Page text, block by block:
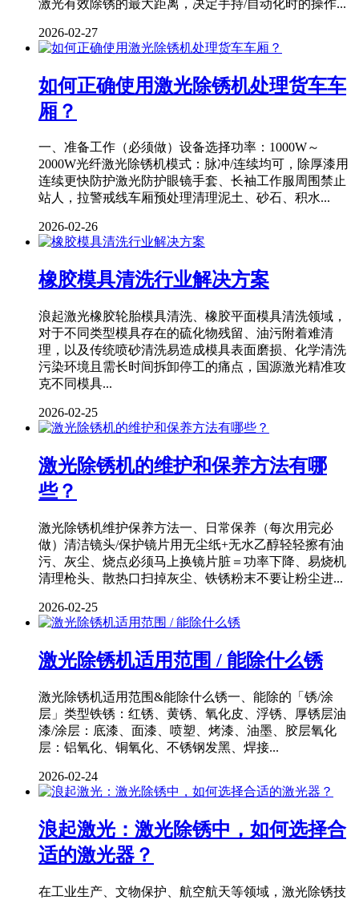
激光有效除锈的最大距离，决定手持/自动化时的操作...
2026-02-27
如何正确使用激光除锈机处理货车车
厢？
一、准备工作（必须做）设备选择功率：1000W～
2000W光纤激光除锈机模式：脉冲/连续均可，除厚漆用
连续更快防护激光防护眼镜手套、长袖工作服周围禁止
站人，拉警戒线车厢预处理清理泥土、砂石、积水...
2026-02-26
橡胶模具清洗行业解决方案
浪起激光橡胶轮胎模具清洗、橡胶平面模具清洗领域，
对于不同类型模具存在的硫化物残留、油污附着难清
理，以及传统喷砂清洗易造成模具表面磨损、化学清洗
污染环境且需长时间拆卸停工的痛点，国源激光精准攻
克不同模具...
2026-02-25
激光除锈机的维护和保养方法有哪
些？
激光除锈机维护保养方法一、日常保养（每次用完必
做）清洁镜头/保护镜片用无尘纸+无水乙醇轻轻擦有油
污、灰尘、烧点必须马上换镜片脏＝功率下降、易烧机
清理枪头、散热口扫掉灰尘、铁锈粉末不要让粉尘进...
2026-02-25
激光除锈机适用范围 / 能除什么锈
激光除锈机适用范围&能除什么锈一、能除的「锈/涂
层」类型铁锈：红锈、黄锈、氧化皮、浮锈、厚锈层油
漆/涂层：底漆、面漆、喷塑、烤漆、油墨、胶层氧化
层：铝氧化、铜氧化、不锈钢发黑、焊接...
2026-02-24
浪起激光：激光除锈中，如何选择合
适的激光器？
在工业生产、文物保护、航空航天等领域，激光除锈技